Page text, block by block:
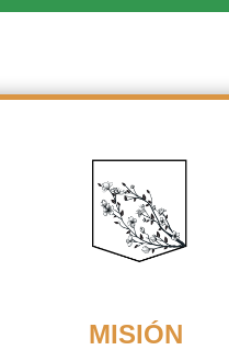
MISIÓN